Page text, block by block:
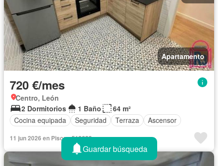
Apartamento
720 €/mes
Centro, León
2 Dormitorios
1 Baño
64 m²
Cocina equipada
Seguridad Terraza Ascensor
11 jun 2026 en Pisos - 518623
Guardar búsqueda